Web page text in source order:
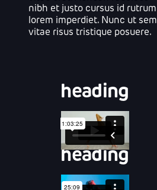
nibh et justo cursus id rutrum
lorem imperdiet. Nunc ut sem
vitae risus tristique posuere.
heading
heading